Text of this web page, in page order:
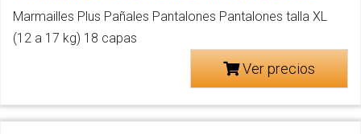
Marmailles Plus Pañales Pantalones Pantalones talla XL
(12 a 17 kg) 18 capas
Ver precios